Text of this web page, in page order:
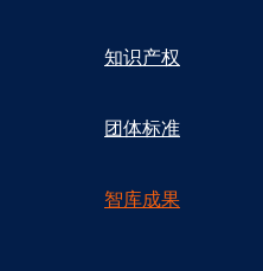
知识产权
团体标准
智库成果